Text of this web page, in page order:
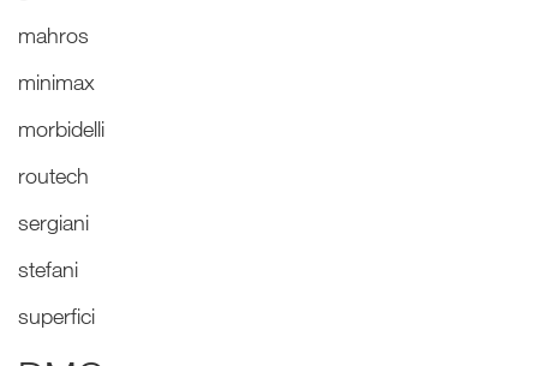
mahros
minimax
morbidelli
routech
sergiani
stefani
superfici